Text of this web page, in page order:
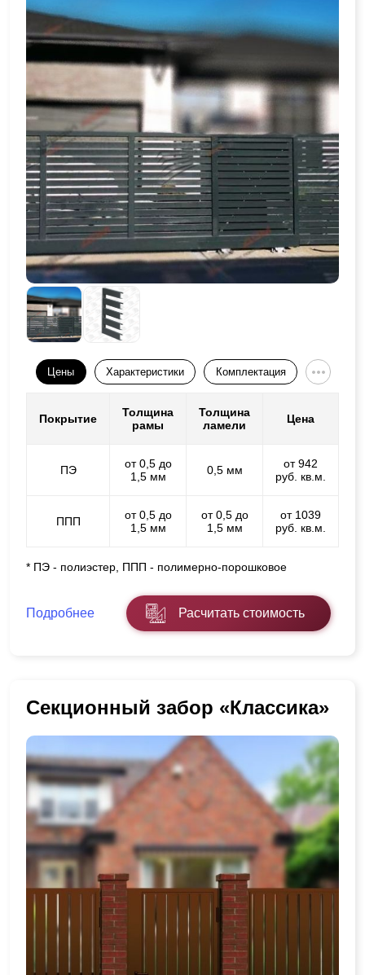
Цены Характеристики Комплектация
Покрытие
Толщина
рамы
Толщина
ламели
Цена
ПЭ
от 0,5 до
1,5 мм
0,5 мм
от 942
руб. кв.м.
ППП
от 0,5 до
1,5 мм
от 0,5 до
1,5 мм
от 1039
руб. кв.м.
* ПЭ - полиэстер, ППП - полимерно-порошковое
Подробнее Расчитать стоимость
Секционный забор «Классика»